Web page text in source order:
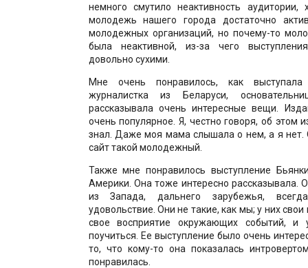
немного смутило неактивность
молодежь нашего города достаточно
молодежных организаций, но почему-то
была неактивной, из-за чего
довольно сухими.
Мне очень понравилось, как
журналистка из Беларуси,
рассказывала очень интересные вещи.
очень популярное. Я, честно говоря, об этом
знал. Даже моя мама слышала о нем, а я нет.
сайт такой молодежный.
Также мне понравилось выступление
Америки. Она тоже интересно рассказывала.
из Запада, дальнего зарубежья,
удовольствие. Они не такие, как мы; у них
свое восприятие окружающих событий, и
поучиться. Ее выступление было очень
то, что кому-то она показалась
понравилась.